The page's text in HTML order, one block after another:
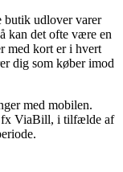
butik udlover varer
kan det ofte være en
med kort er i hvert
dig som køber imod
med mobilen.
fx ViaBill, i tilfælde af